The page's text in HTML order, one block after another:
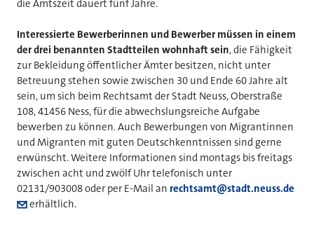
die Amtszeit dauert fünf Jahre.
Interessierte Bewerberinnen und Bewerber müssen in einem
der drei benannten Stadtteilen wohnhaft sein, die Fähigkeit
zur Bekleidung öffentlicher Ämter besitzen, nicht unter
Betreuung stehen sowie zwischen 30 und Ende 60 Jahre alt
sein, um sich beim Rechtsamt der Stadt Neuss, Oberstraße
108, 41456 Ness, für die abwechslungsreiche Aufgabe
bewerben zu können. Auch Bewerbungen von Migrantinnen
und Migranten mit guten Deutschkenntnissen sind gerne
erwünscht. Weitere Informationen sind montags bis freitags
zwischen acht und zwölf Uhr telefonisch unter
02131/903008 oder per E-Mail an rechtsamt@stadt.neuss.de
erhältlich.